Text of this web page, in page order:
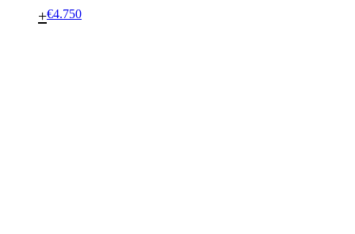
€4.750
+